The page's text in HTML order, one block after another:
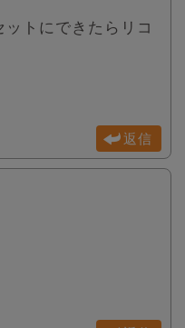
トにできたらリコ
返信